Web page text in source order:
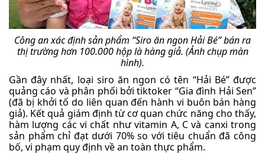
Công an xác định sản phẩm “Siro ăn ngon Hải Bé” bán ra
thị trường hơn 100.000 hộp là hàng giả. (Ảnh chụp màn
hình).
Gần đây nhất, loại siro ăn ngon có tên “Hải Bé” được
quảng cáo và phân phối bởi tiktoker “Gia đình Hải Sen”
(đã bị khởi tố do liên quan đến hành vi buôn bán hàng
giả). Kết quả giám định từ cơ quan chức năng cho thấy,
hàm lượng các vi chất như vitamin A, C và canxi trong
sản phẩm chỉ đạt dưới 70% so với tiêu chuẩn đã công
bố, vi phạm quy định về an toàn thực phẩm.